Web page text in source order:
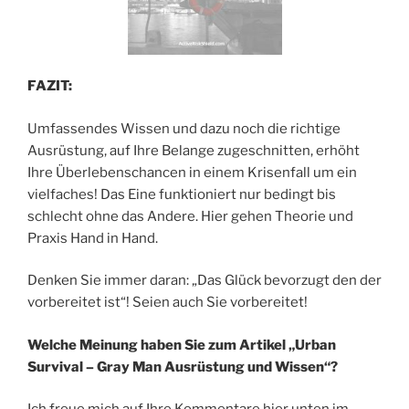
FAZIT:
Umfassendes Wissen und dazu noch die richtige
Ausrüstung, auf Ihre Belange zugeschnitten, erhöht
Ihre Überlebenschancen in einem Krisenfall um ein
vielfaches! Das Eine funktioniert nur bedingt bis
schlecht ohne das Andere. Hier gehen Theorie und
Praxis Hand in Hand.
Denken Sie immer daran: „Das Glück bevorzugt den der
vorbereitet ist“! Seien auch Sie vorbereitet!
Welche Meinung haben Sie zum Artikel „Urban
Survival – Gray Man Ausrüstung und Wissen“?